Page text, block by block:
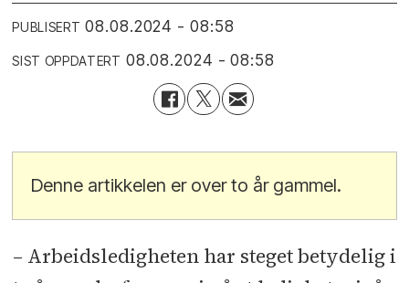
PUBLISERT 08.08.2024 - 08:58
SIST OPPDATERT 08.08.2024 - 08:58
Denne artikkelen er over to år gammel.
– Arbeidsledigheten har steget betydelig i